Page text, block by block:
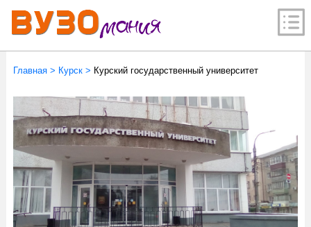
Главная> Курск> Курский государственный университет